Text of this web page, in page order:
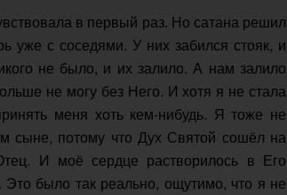
в первый раз. Но сатана решил
уже с соседями. У них забился стояк, и
не было, и их залило. А нам залило
не могу без Него. И хотя я не стала
меня хоть кем-нибудь. Я тоже не
сыне, потому что Дух Святой сошёл на
И моё сердце растворилось в Его
было так реально, ощутимо, что я не